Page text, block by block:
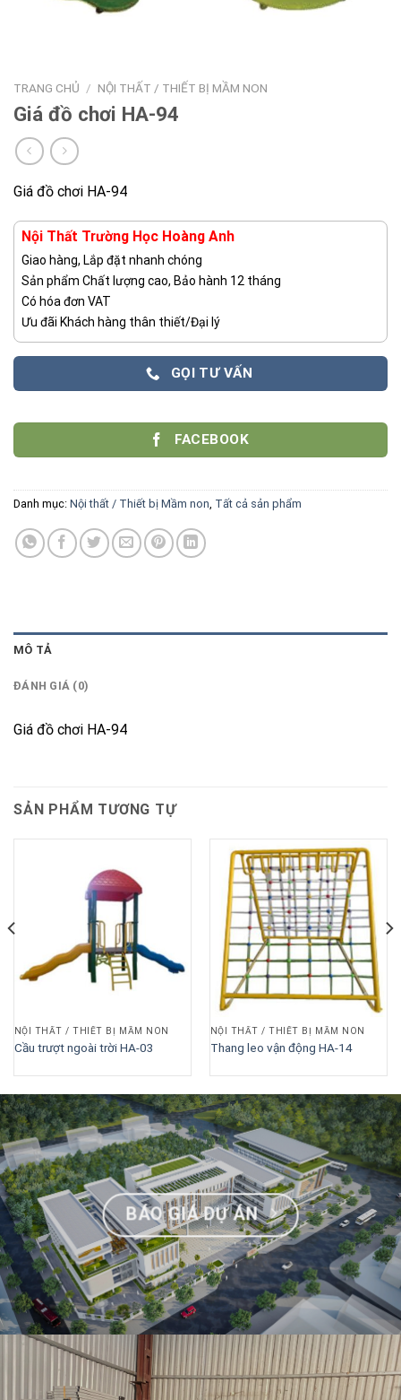
TRANG CHỦ / NỘI THẤT / THIẾT BỊ MẦM NON
Giá đồ chơi HA-94
Giá đồ chơi HA-94
Nội Thất Trường Học Hoàng Anh
Giao hàng, Lắp đặt nhanh chóng
Sản phẩm Chất lượng cao, Bảo hành 12 tháng
Có hóa đơn VAT
Ưu đãi Khách hàng thân thiết/Đại lý
GỌI TƯ VẤN
FACEBOOK
Danh mục: Nội thất / Thiết bị Mầm non Tất cả sản phẩm
MÔ TẢ
ĐÁNH GIÁ (0)
Giá đồ chơi HA-94
SẢN PHẨM TƯƠNG TỰ
NỘI THẤT / THIẾT BỊ MẦM NON
Cầu trượt ngoài trời HA-03
NỘI THẤT / THIẾT BỊ MẦM NON
Thang leo vận động HA-14
BÁO GIÁ DỰ ÁN